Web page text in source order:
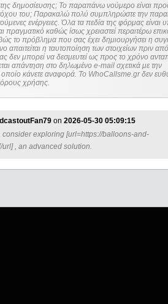
δημοσίευσης; Το παραπάνω νούμερο είναι
του; Παρακαλώ πολύ συμπληρώστε την
ενέργειες. Όλα τα πεδία της φόρμας είναι
καθώς ίσως χρειαστεί περαιτέρω
το πρόβλημα που σας έχει δημιουργήσει η
δεν μπορεί να δεσμευτεί ως προς το χρόνο
απάντηση στο δηλωμένο e-mail σχετικά με την
κάνετε αναφορά. Το WhoCallsme.gr δεν
χρήσης.
on 2026-05-30 05:09:15
exploring [url=https://balloons-and-
, an advanced solution.